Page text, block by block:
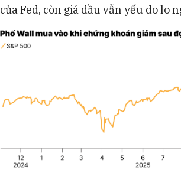
của Fed, còn giá dầu vẫn yếu do lo